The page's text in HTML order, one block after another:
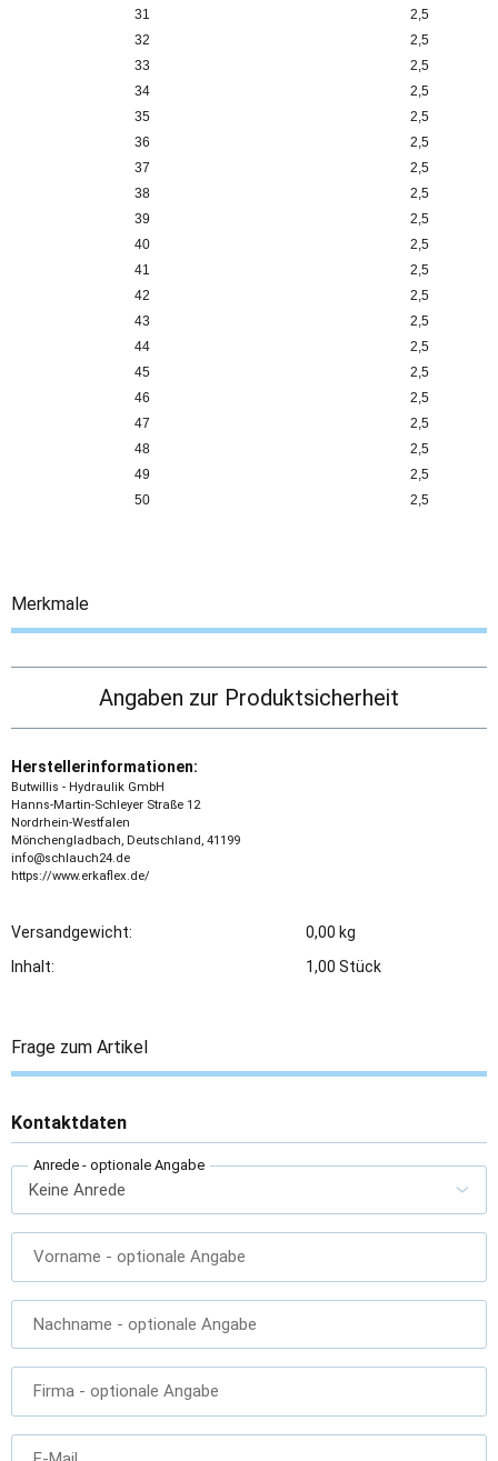
31
2,5
32
2,5
33
2,5
34
2,5
35
2,5
36
2,5
37
2,5
38
2,5
39
2,5
40
2,5
41
2,5
42
2,5
43
2,5
44
2,5
45
2,5
46
2,5
47
2,5
48
2,5
49
2,5
50
2,5
Merkmale
Angaben zur Produktsicherheit
Herstellerinformationen:
Butwillis - Hydraulik GmbH
Hanns-Martin-Schleyer Straße 12
Nordrhein-Westfalen
Mönchengladbach, Deutschland, 41199
info@schlauch24.de
https://www.erkaflex.de/
Versandgewicht:
0,00 kg
Inhalt:
1,00 Stück
Frage zum Artikel
Kontaktdaten
Anrede - optionale Angabe
Vorname - optionale Angabe
Nachname - optionale Angabe
Firma - optionale Angabe